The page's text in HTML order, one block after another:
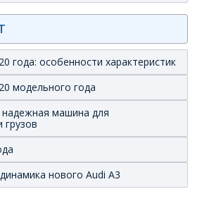
года: особенности характеристик
модельного года
надежная машина для
грузов
нового Audi А3